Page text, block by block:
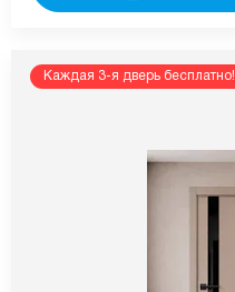
Каждая 3-я дверь бесплатно!